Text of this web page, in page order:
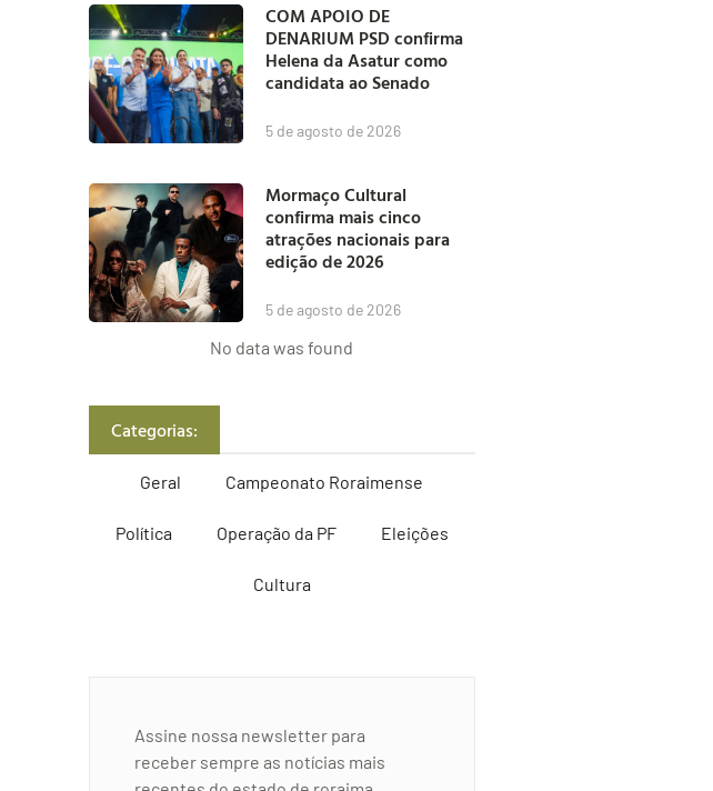
COM APOIO DE
DENARIUM PSD confirma
Helena da Asatur como
candidata ao Senado
5 de agosto de 2026
Mormaço Cultural
confirma mais cinco
atrações nacionais para
edição de 2026
5 de agosto de 2026
No data was found
Categorias:
Geral Campeonato Roraimense
Política Operação da PF Eleições
Cultura
Assine nossa newsletter para
receber sempre as notícias mais